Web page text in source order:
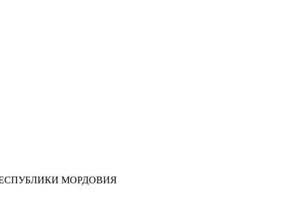
МОРДОВИЯ